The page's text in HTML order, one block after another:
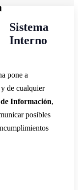
Sistema
Interno
pone a
de cualquier
Información,
posibles